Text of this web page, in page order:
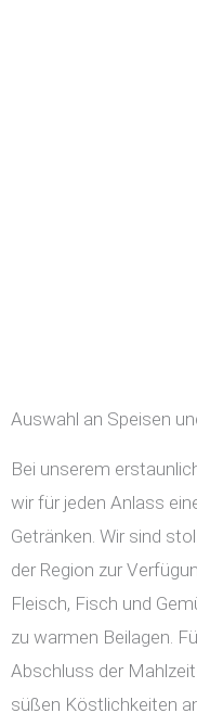
Auswahl an Speisen
Bei unserem
wir für jeden Anlass
Getränken. Wir sind
der Region zur
Fleisch, Fisch und
zu warmen Beilagen.
Abschluss der
süßen Köstlichkeiten